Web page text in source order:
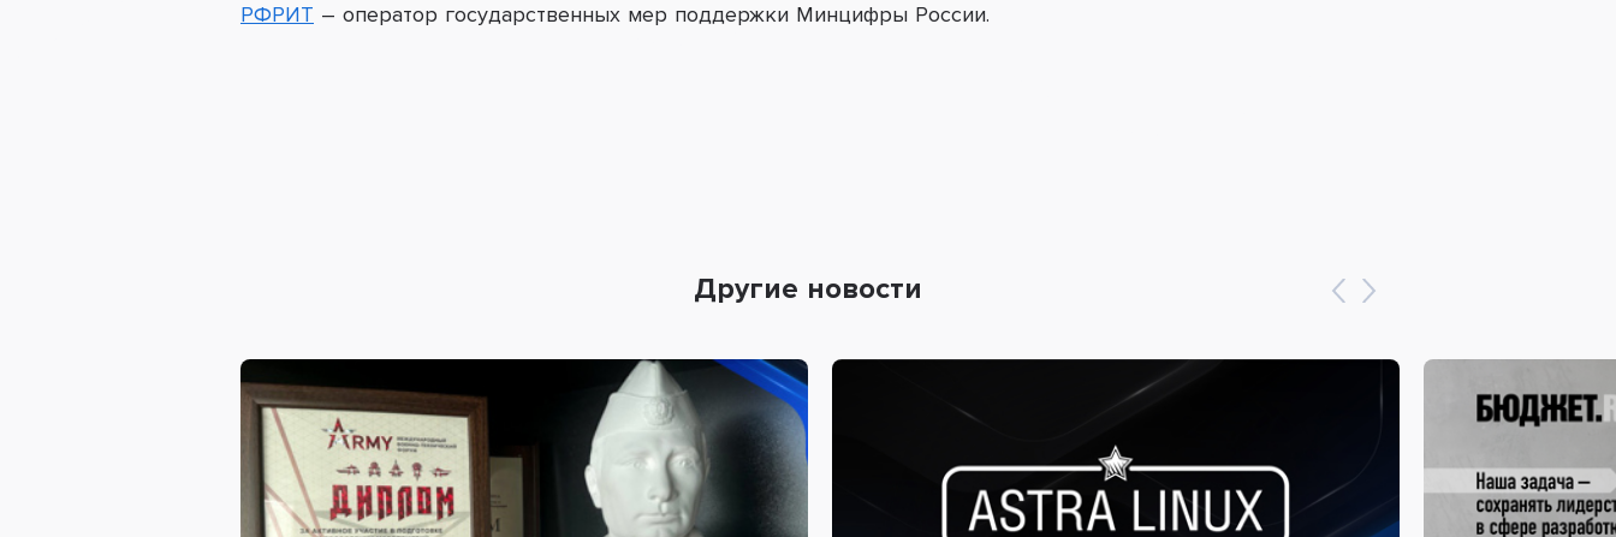
РФРИТ – оператор государственных мер поддержки Минцифры России.
Другие новости